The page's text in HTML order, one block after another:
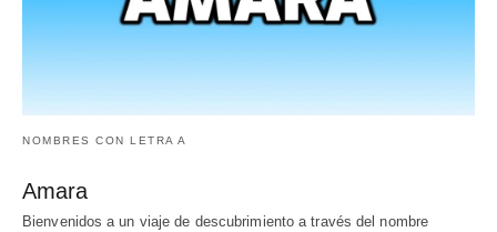
NOMBRES CON LETRA A
Amara
Bienvenidos a un viaje de descubrimiento a través del nombre